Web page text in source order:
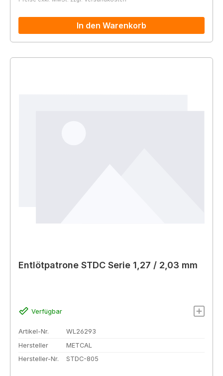
In den Warenkorb
Entlötpatrone STDC Serie 1,27 / 2,03 mm
Verfügbar
Artikel-Nr.
WL26293
Hersteller
METCAL
Hersteller-Nr.
STDC-805